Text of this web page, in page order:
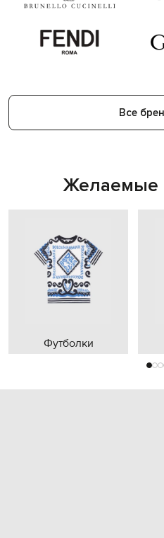
Все
Желаемые
Футболки